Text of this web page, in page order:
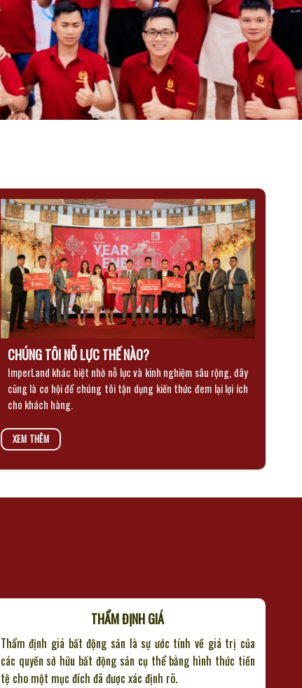
CHÚNG TÔI NỖ LỰC THẾ NÀO?
ImperLand khác biệt nhờ nỗ lực và kinh nghiệm sâu rộng, đây
cũng là cơ hội để chúng tôi tận dụng kiến thức đem lại lợi ích
cho khách hàng.
XEM THÊM
THẨM ĐỊNH GIÁ
Thẩm định giá bất động sản là sự ước tính về giá trị của
các quyền sở hữu bất động sản cụ thể bằng hình thức tiền
tệ cho một mục đích đã được xác định rõ.